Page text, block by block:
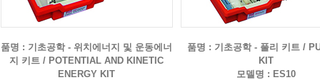
품명 : 기초공학 - 위치에너지 및 운동에너
지 키트 / POTENTIAL AND KINETIC
ENERGY KIT
품명 : 기초공학 - 풀리 키트 /
KIT
모델명 : ES10